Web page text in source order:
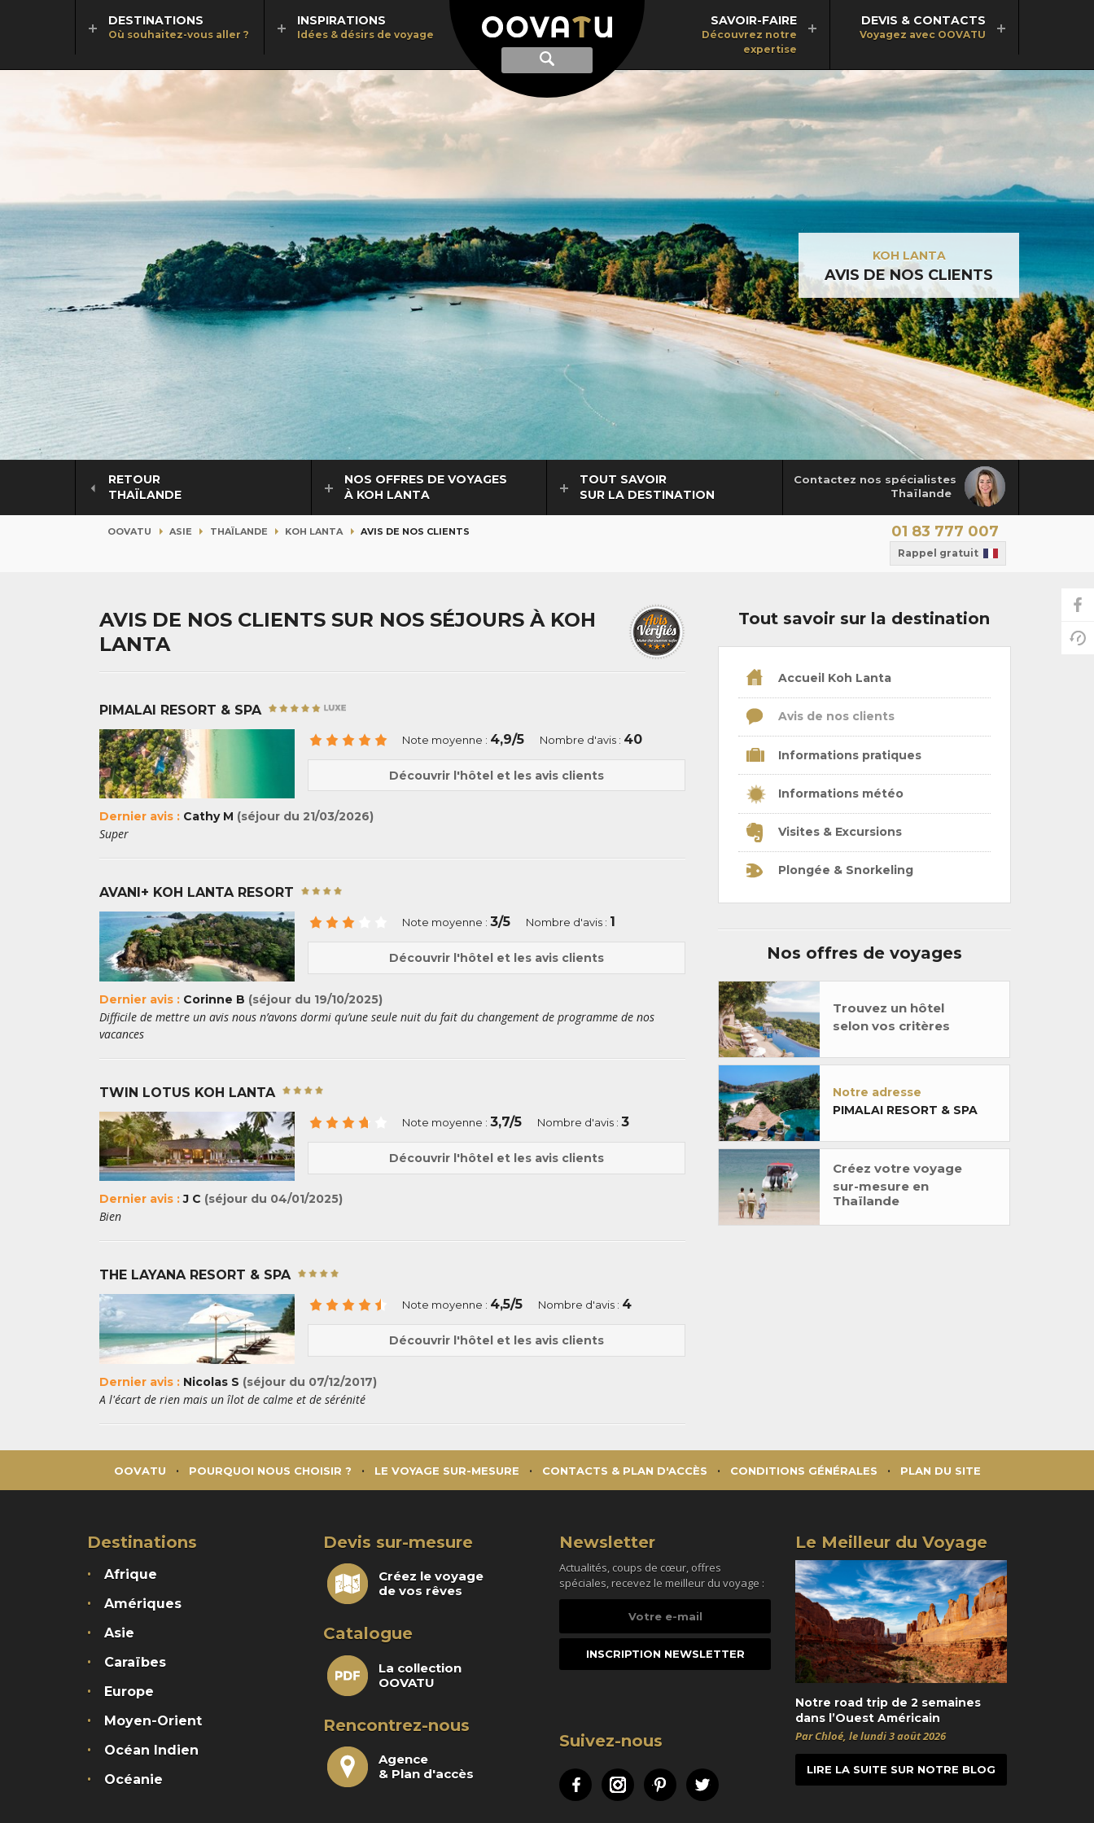
Afficher
recherche
Recherche
DESTINATIONS
Où souhaitez-vous aller ?
INSPIRATIONS
Idées & désirs de voyage
SAVOIR-FAIRE
Découvrez notre
expertise
DEVIS & CONTACTS
Voyagez avec OOVATU
KOH LANTA
AVIS DE NOS CLIENTS
Contactez nos spécialistes
Thaïlande
RETOUR
THAÏLANDE
NOS OFFRES DE VOYAGES
À KOH LANTA
TOUT SAVOIR
SUR LA DESTINATION
OOVATU ASIE THAÏLANDE KOH LANTA AVIS DE NOS CLIENTS 01 83 777 007
Rappel gratuit
AVIS DE NOS CLIENTS SUR NOS SÉJOURS À KOH
LANTA
PIMALAI RESORT & SPA
Note moyenne : 4,9/5 Nombre d'avis : 40
Découvrir l'hôtel et les avis clients
Dernier avis : Cathy M (séjour du 21/03/2026)
Super
AVANI+ KOH LANTA RESORT
Note moyenne : 3/5 Nombre d'avis : 1
Découvrir l'hôtel et les avis clients
Dernier avis : Corinne B (séjour du 19/10/2025)
Difficile de mettre un avis nous n’avons dormi qu’une seule nuit du fait du changement de programme de nos
vacances
TWIN LOTUS KOH LANTA
Note moyenne : 3,7/5 Nombre d'avis : 3
Découvrir l'hôtel et les avis clients
Dernier avis :J C (séjour du 04/01/2025)
Bien
THE LAYANA RESORT & SPA
Note moyenne : 4,5/5 Nombre d'avis : 4
Découvrir l'hôtel et les avis clients
Dernier avis : Nicolas S (séjour du 07/12/2017)
A l'écart de rien mais un îlot de calme et de sérénité
Tout savoir sur la destination
Accueil Koh Lanta
Avis de nos clients
Informations pratiques
Informations météo
Visites & Excursions
Plongée & Snorkeling
Nos offres de voyages
Trouvez un hôtel
selon vos critères
Notre adresse
PIMALAI RESORT & SPA
Créez votre voyage
sur-mesure en
Thaïlande
OOVATU POURQUOI NOUS CHOISIR ? LE VOYAGE SUR-MESURE CONTACTS & PLAN D'ACCÈS CONDITIONS GÉNÉRALES PLAN DU SITE
Destinations
Afrique
Amériques
Asie
Caraïbes
Europe
Moyen-Orient
Océan Indien
Océanie
Devis sur-mesure
Créez le voyage
de vos rêves
Catalogue
La collection
OOVATU
Rencontrez-nous
Agence
& Plan d'accès
Newsletter
Actualités, coups de cœur, offres
spéciales, recevez le meilleur du voyage :
Suivez-nous
FacebookInstagramPinterestTwitter
Le Meilleur du Voyage
Notre road trip de 2 semaines
dans l’Ouest Américain
Par Chloé, le lundi 3 août 2026
LIRE LA SUITE SUR NOTRE BLOG